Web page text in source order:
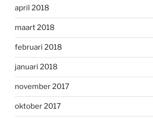
april 2018
maart 2018
februari 2018
januari 2018
november 2017
oktober 2017